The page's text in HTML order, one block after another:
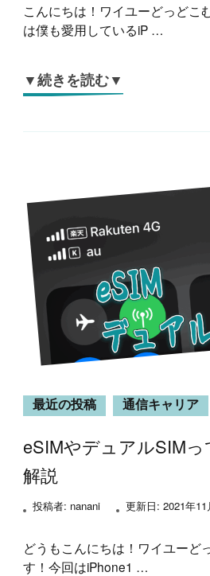
こんにちは！ワイユーどっどこ
は僕も愛用しているiP …
▼続きを読む▼
最近の投稿 通信キャリア
eSIMやデュアルSIM
解説
投稿者: nanani 更新日: 2021年11
どうもこんにちは！ワイユーど
す！今回はiPhone1 …